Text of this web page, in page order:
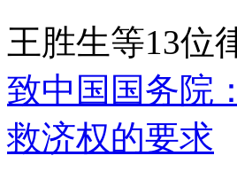
王胜生等13位
致中国国务院
救济权的要求